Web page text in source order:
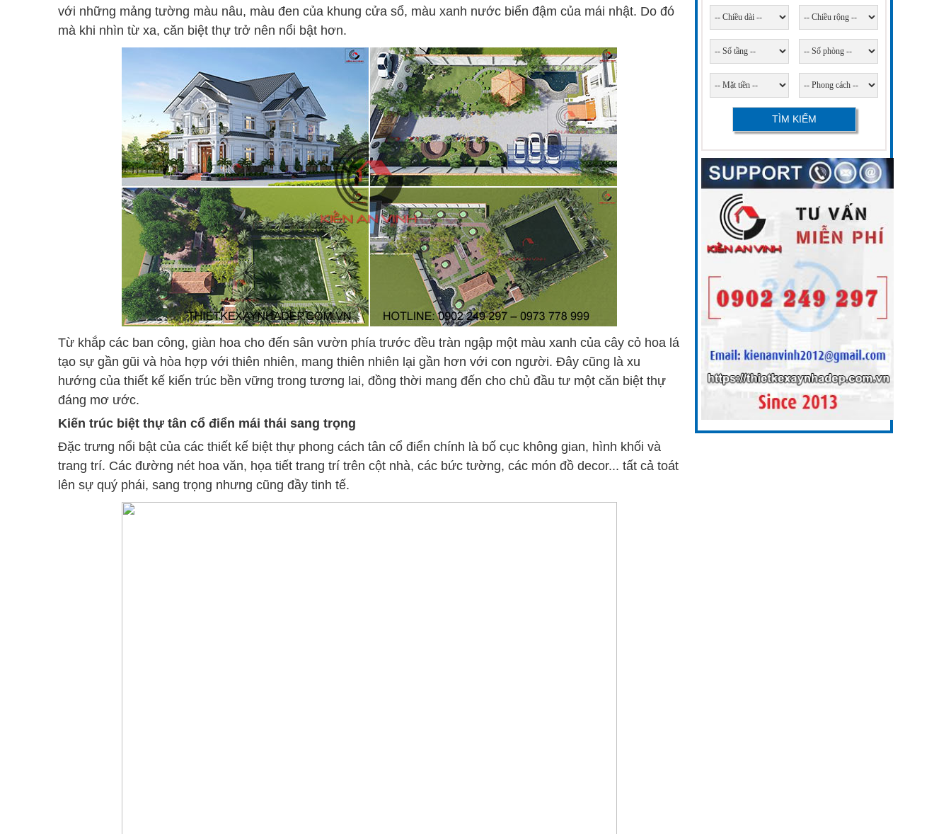
với những mảng tường màu nâu, màu đen của khung cửa sổ, màu xanh nước biển đậm của mái nhật. Do đó
mà khi nhìn từ xa, căn biệt thự trở nên nổi bật hơn.
​Từ khắp các ban công, giàn hoa cho đến sân vườn phía trước đều tràn ngập một màu xanh của cây cỏ hoa lá
tạo sự gần gũi và hòa hợp với thiên nhiên, mang thiên nhiên lại gần hơn với con người. Đây cũng là xu
hướng của thiết kế kiến trúc bền vững trong tương lai, đồng thời mang đến cho chủ đầu tư một căn biệt thự
đáng mơ ước.
Kiến trúc biệt thự tân cổ điển mái thái sang trọng
Đặc trưng nổi bật của các thiết kế biệt thự phong cách tân cổ điển chính là bố cục không gian, hình khối và
trang trí. Các đường nét hoa văn, họa tiết trang trí trên cột nhà, các bức tường, các món đồ decor... tất cả toát
lên sự quý phái, sang trọng nhưng cũng đầy tinh tế.